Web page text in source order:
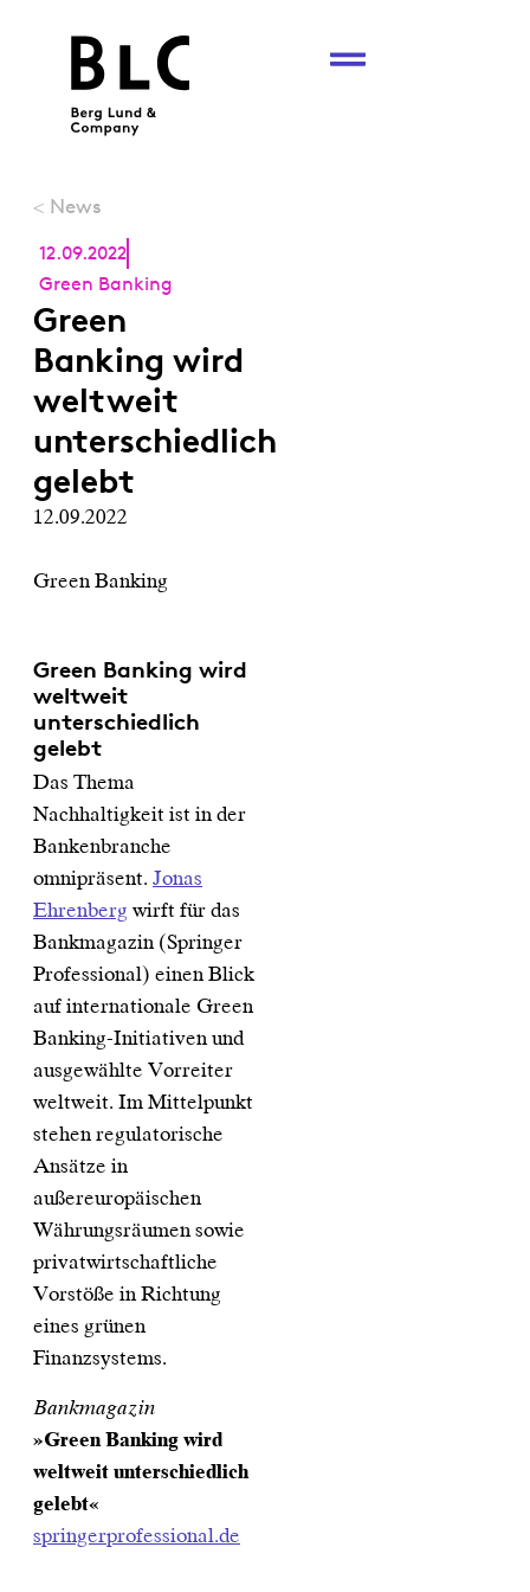
< News
12.09.2022
Green Banking
Green
Banking wird
weltweit
unterschiedlich
gelebt
12.09.2022
Green Banking
Green Banking wird
weltweit
unterschiedlich
gelebt
Das Thema
Nachhaltigkeit ist in der
Bankenbranche
omnipräsent. Jonas
Ehrenberg wirft für das
Bankmagazin (Springer
Professional) einen Blick
auf internationale Green
Banking-Initiativen und
ausgewählte Vorreiter
weltweit. Im Mittelpunkt
stehen regulatorische
Ansätze in
außereuropäischen
Währungsräumen sowie
privatwirtschaftliche
Vorstöße in Richtung
eines grünen
Finanzsystems.
Bankmagazin
»Green Banking wird
weltweit unterschiedlich
gelebt«
springerprofessional.de